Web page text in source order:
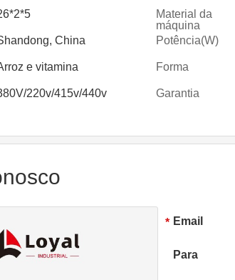
Material da
máquina
China Potência(W)
e vitamina Forma
220v/415v/440v Garantia
* Email
Para